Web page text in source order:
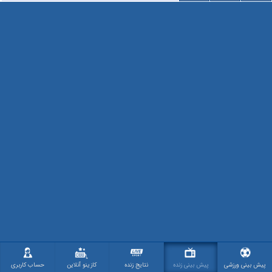
پیش بینی ورزشی پیش بینی زنده نتایج زنده کازینو آنلاین حساب کاربری